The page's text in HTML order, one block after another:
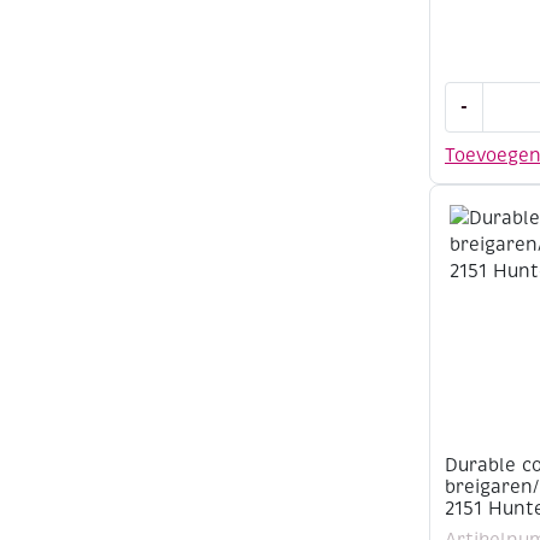
Toevoegen
-
8,
50
gram,
211
Durable
2151